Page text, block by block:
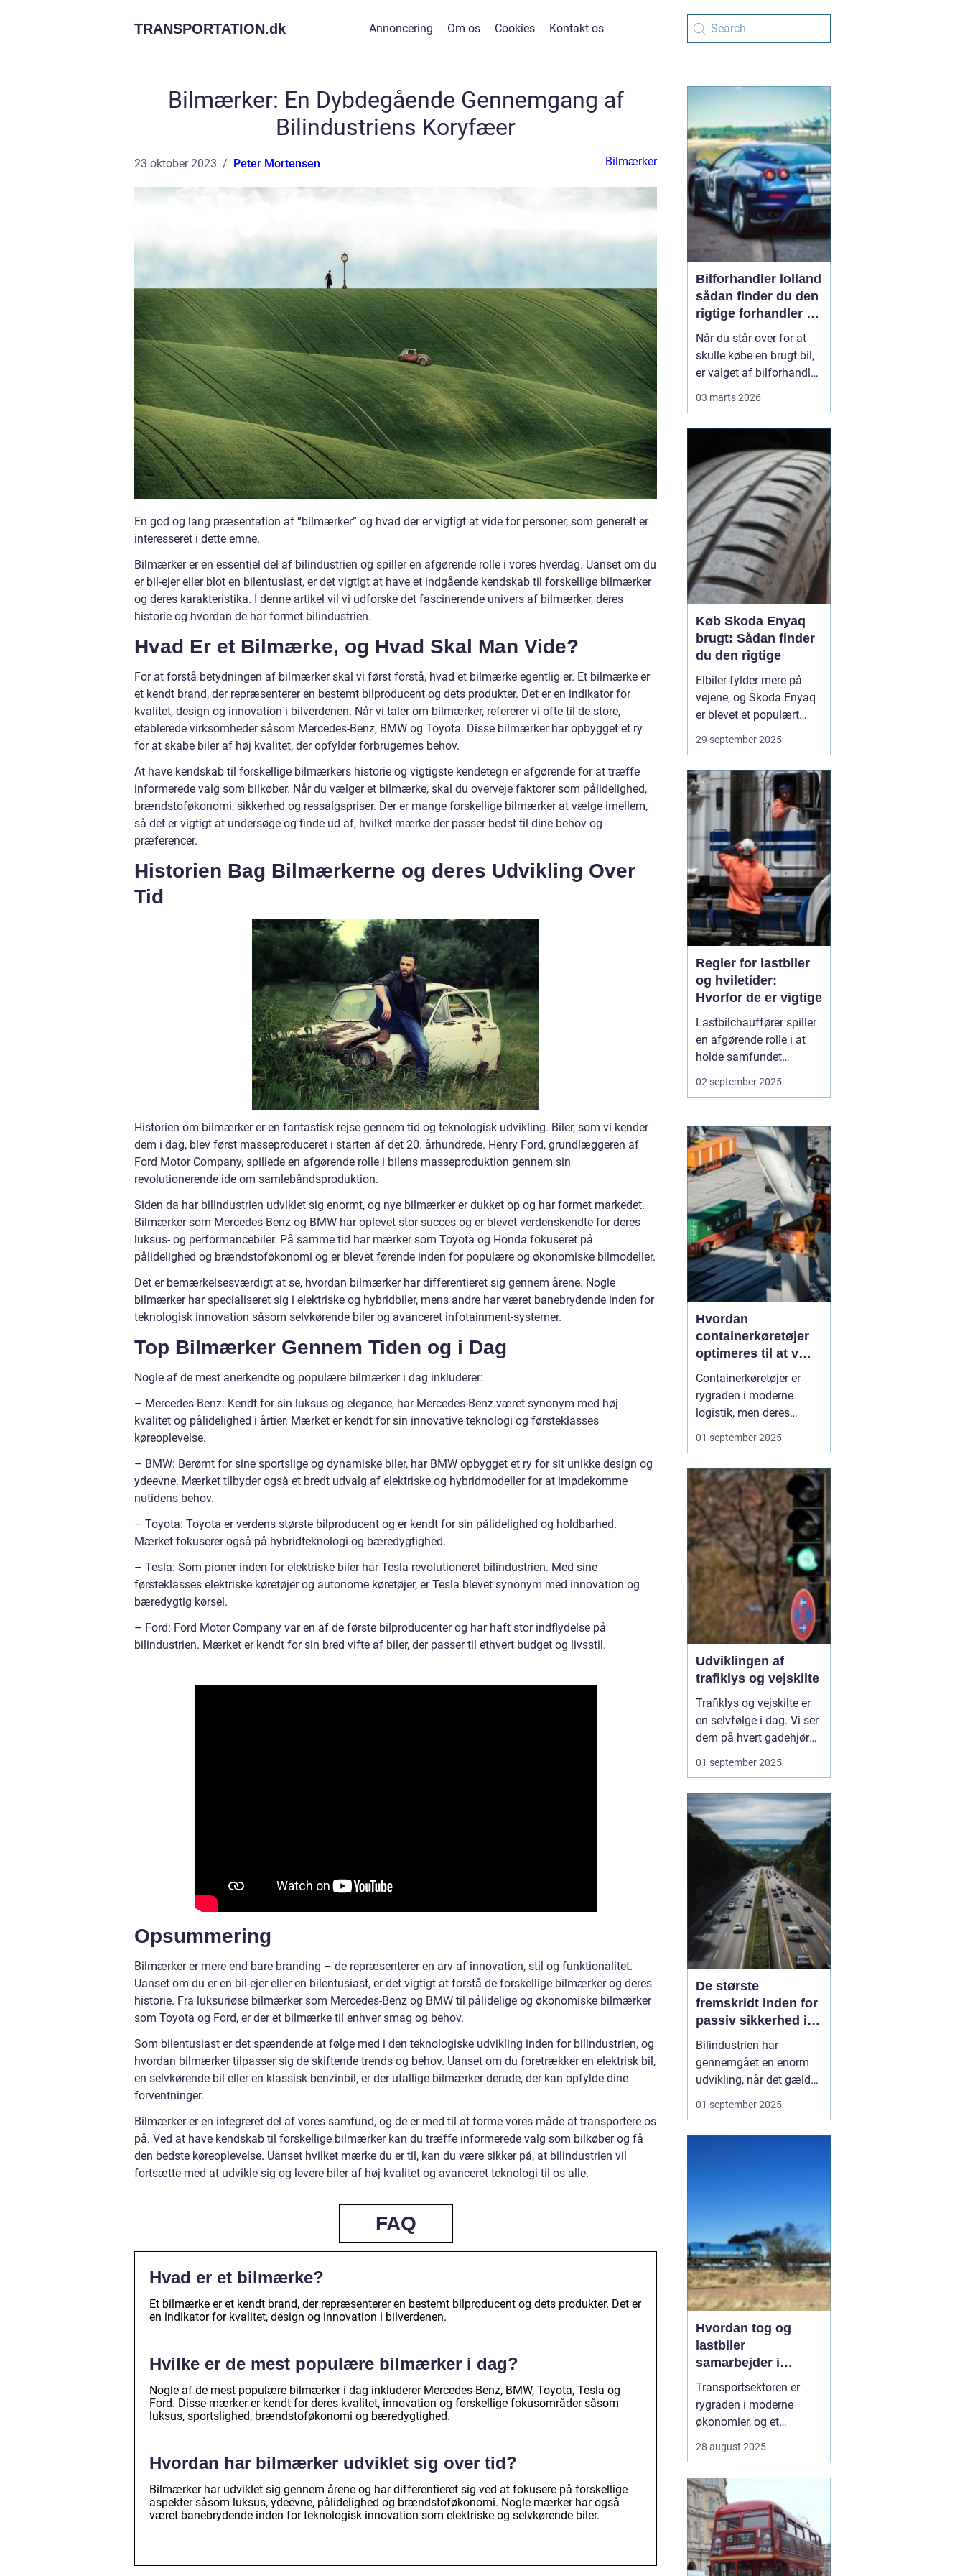
TRANSPORTATION.dk Annoncering Om os Cookies Kontakt os
Bilmærker: En Dybdegående Gennemgang af
Bilindustriens Koryfæer
23 oktober 2023 Peter Mortensen Bilmærker
En god og lang præsentation af “bilmærker” og hvad der er vigtigt at vide for personer, som generelt er
interesseret i dette emne.
Bilmærker er en essentiel del af bilindustrien og spiller en afgørende rolle i vores hverdag. Uanset om du
er bil-ejer eller blot en bilentusiast, er det vigtigt at have et indgående kendskab til forskellige bilmærker
og deres karakteristika. I denne artikel vil vi udforske det fascinerende univers af bilmærker, deres
historie og hvordan de har formet bilindustrien.
Hvad Er et Bilmærke, og Hvad Skal Man Vide?
For at forstå betydningen af bilmærker skal vi først forstå, hvad et bilmærke egentlig er. Et bilmærke er
et kendt brand, der repræsenterer en bestemt bilproducent og dets produkter. Det er en indikator for
kvalitet, design og innovation i bilverdenen. Når vi taler om bilmærker, refererer vi ofte til de store,
etablerede virksomheder såsom Mercedes-Benz, BMW og Toyota. Disse bilmærker har opbygget et ry
for at skabe biler af høj kvalitet, der opfylder forbrugernes behov.
At have kendskab til forskellige bilmærkers historie og vigtigste kendetegn er afgørende for at træffe
informerede valg som bilkøber. Når du vælger et bilmærke, skal du overveje faktorer som pålidelighed,
brændstoføkonomi, sikkerhed og ressalgspriser. Der er mange forskellige bilmærker at vælge imellem,
så det er vigtigt at undersøge og finde ud af, hvilket mærke der passer bedst til dine behov og
præferencer.
Historien Bag Bilmærkerne og deres Udvikling Over
Tid
Historien om bilmærker er en fantastisk rejse gennem tid og teknologisk udvikling. Biler, som vi kender
dem i dag, blev først masseproduceret i starten af det 20. århundrede. Henry Ford, grundlæggeren af
Ford Motor Company, spillede en afgørende rolle i bilens masseproduktion gennem sin
revolutionerende ide om samlebåndsproduktion.
Siden da har bilindustrien udviklet sig enormt, og nye bilmærker er dukket op og har formet markedet.
Bilmærker som Mercedes-Benz og BMW har oplevet stor succes og er blevet verdenskendte for deres
luksus- og performancebiler. På samme tid har mærker som Toyota og Honda fokuseret på
pålidelighed og brændstoføkonomi og er blevet førende inden for populære og økonomiske bilmodeller.
Det er bemærkelsesværdigt at se, hvordan bilmærker har differentieret sig gennem årene. Nogle
bilmærker har specialiseret sig i elektriske og hybridbiler, mens andre har været banebrydende inden for
teknologisk innovation såsom selvkørende biler og avanceret infotainment-systemer.
Top Bilmærker Gennem Tiden og i Dag
Nogle af de mest anerkendte og populære bilmærker i dag inkluderer:
– Mercedes-Benz: Kendt for sin luksus og elegance, har Mercedes-Benz været synonym med høj
kvalitet og pålidelighed i årtier. Mærket er kendt for sin innovative teknologi og førsteklasses
køreoplevelse.
– BMW: Berømt for sine sportslige og dynamiske biler, har BMW opbygget et ry for sit unikke design og
ydeevne. Mærket tilbyder også et bredt udvalg af elektriske og hybridmodeller for at imødekomme
nutidens behov.
– Toyota: Toyota er verdens største bilproducent og er kendt for sin pålidelighed og holdbarhed.
Mærket fokuserer også på hybridteknologi og bæredygtighed.
– Tesla: Som pioner inden for elektriske biler har Tesla revolutioneret bilindustrien. Med sine
førsteklasses elektriske køretøjer og autonome køretøjer, er Tesla blevet synonym med innovation og
bæredygtig kørsel.
– Ford: Ford Motor Company var en af de første bilproducenter og har haft stor indflydelse på
bilindustrien. Mærket er kendt for sin bred vifte af biler, der passer til ethvert budget og livsstil.
Opsummering
Bilmærker er mere end bare branding – de repræsenterer en arv af innovation, stil og funktionalitet.
Uanset om du er en bil-ejer eller en bilentusiast, er det vigtigt at forstå de forskellige bilmærker og deres
historie. Fra luksuriøse bilmærker som Mercedes-Benz og BMW til pålidelige og økonomiske bilmærker
som Toyota og Ford, er der et bilmærke til enhver smag og behov.
Som bilentusiast er det spændende at følge med i den teknologiske udvikling inden for bilindustrien, og
hvordan bilmærker tilpasser sig de skiftende trends og behov. Uanset om du foretrækker en elektrisk bil,
en selvkørende bil eller en klassisk benzinbil, er der utallige bilmærker derude, der kan opfylde dine
forventninger.
Bilmærker er en integreret del af vores samfund, og de er med til at forme vores måde at transportere os
på. Ved at have kendskab til forskellige bilmærker kan du træffe informerede valg som bilkøber og få
den bedste køreoplevelse. Uanset hvilket mærke du er til, kan du være sikker på, at bilindustrien vil
fortsætte med at udvikle sig og levere biler af høj kvalitet og avanceret teknologi til os alle.
FAQ
Hvad er et bilmærke?
Et bilmærke er et kendt brand, der repræsenterer en bestemt bilproducent og dets produkter. Det er
en indikator for kvalitet, design og innovation i bilverdenen.
Hvilke er de mest populære bilmærker i dag?
Nogle af de mest populære bilmærker i dag inkluderer Mercedes-Benz, BMW, Toyota, Tesla og
Ford. Disse mærker er kendt for deres kvalitet, innovation og forskellige fokusområder såsom
luksus, sportslighed, brændstoføkonomi og bæredygtighed.
Hvordan har bilmærker udviklet sig over tid?
Bilmærker har udviklet sig gennem årene og har differentieret sig ved at fokusere på forskellige
aspekter såsom luksus, ydeevne, pålidelighed og brændstoføkonomi. Nogle mærker har også
været banebrydende inden for teknologisk innovation som elektriske og selvkørende biler.
Bilforhandler lolland
sådan finder du den
rigtige forhandler til
din næste bil
Når du står over for at
skulle købe en brugt bil,
er valget af bilforhandler
passer til dine behov og
dit budget, og sørger for,
at du føler dig tryg før,...
03 marts 2026
Køb Skoda Enyaq
brugt: Sådan finder
du den rigtige
Elbiler fylder mere på
vejene, og Skoda Enyaq
er blevet et populært
valg. Den er rummelig,
kører langt på en
i hverdagen. Overvejer
du at skifte til el eller vil
du opgradere din
nuværend...
29 september 2025
Regler for lastbiler
og hviletider:
Hvorfor de er vigtige
Lastbilchauffører spiller
en afgørende rolle i at
holde samfundet
kørende. De sørger for, at
dagligvarer,
medicin når frem til
tiden. Men lange
arbejdsdage bag rattet
kan være fysisk og
menta...
02 september 2025
Hvordan
containerkøretøjer
optimeres til at være
mest effektive
Containerkøretøjer er
rygraden i moderne
logistik, men deres
effektivitet afhænger af
langt mere end blot
lasteevne. Effektiv drift
handler om at udnytte
brændstof optimalt,
minimere tomkørsel og
sikre,...
01 september 2025
Udviklingen af
trafiklys og vejskilte
Trafiklys og vejskilte er
en selvfølge i dag. Vi ser
dem på hvert gadehjørne
og hver landevej, og de
styrer vores adfærd i
tænker over det. Men
bag disse enkle
symboler ligger en
fascinerende ud...
01 september 2025
De største
fremskridt inden for
passiv sikkerhed i
biler
Bilindustrien har
gennemgået en enorm
udvikling, når det gælder
sikkerhed. I dag er det
svært at forestille sig en
01 september 2025
Hvordan tog og
lastbiler
samarbejder i
transportsektoren
Transportsektoren er
rygraden i moderne
økonomier, og et
tog og lastbiler er
kan nå hurtigt og sikkert
frem. Hvor lastbiler står
for fleksibilitet og
levering direkte til d&os...
28 august 2025